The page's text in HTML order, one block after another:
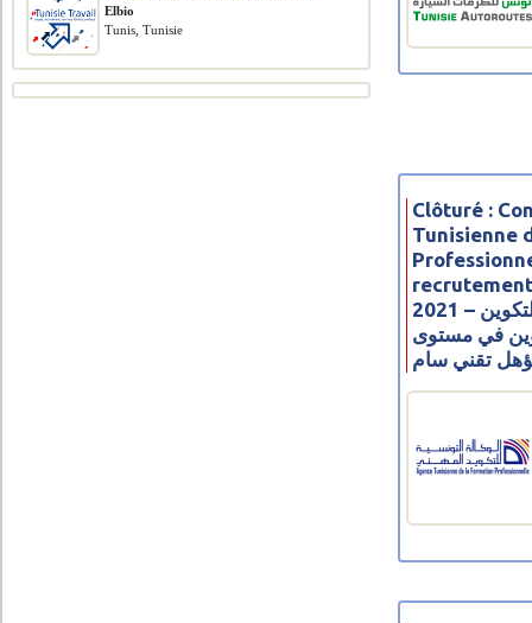
Clôturé :
Tunisienne
2021 – مناظرة الوكالة التونسية للتكوين
في مستوى
تقني سام
Elbio
Tunis, Tunisie